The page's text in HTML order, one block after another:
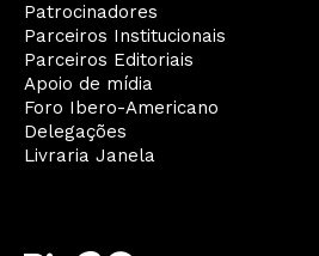
Patrocinadores
Parceiros Institucionais
Parceiros Editoriais
Apoio de mídia
Foro Ibero-Americano
Delegações
Livraria Janela